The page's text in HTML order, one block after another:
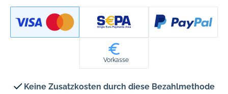
Vorkasse
Keine Zusatzkosten durch diese Bezahlmethode